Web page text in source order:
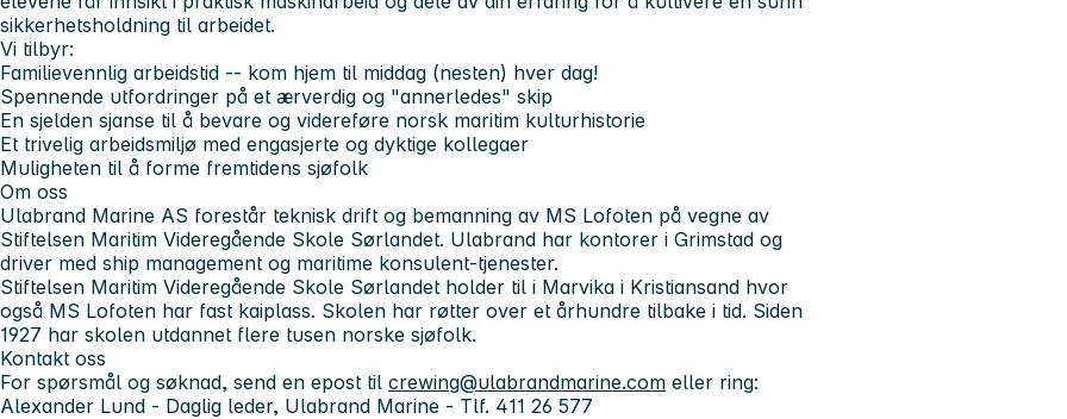
sikkerhetsholdning til arbeidet.
Vi tilbyr:
Familievennlig arbeidstid -- kom hjem til middag (nesten) hver dag!
Spennende utfordringer på et ærverdig og "annerledes" skip
En sjelden sjanse til å bevare og videreføre norsk maritim kulturhistorie
Et trivelig arbeidsmiljø med engasjerte og dyktige kollegaer
Muligheten til å forme fremtidens sjøfolk
Om oss
Ulabrand Marine AS forestår teknisk drift og bemanning av MS Lofoten på vegne av
Stiftelsen Maritim Videregående Skole Sørlandet. Ulabrand har kontorer i Grimstad og
driver med ship management og maritime konsulent-tjenester.
Stiftelsen Maritim Videregående Skole Sørlandet holder til i Marvika i Kristiansand hvor
også MS Lofoten har fast kaiplass. Skolen har røtter over et århundre tilbake i tid. Siden
1927 har skolen utdannet flere tusen norske sjøfolk.
Kontakt oss
For spørsmål og søknad, send en epost til crewing@ulabrandmarine.com eller ring:
Alexander Lund - Daglig leder, Ulabrand Marine - Tlf. 411 26 577